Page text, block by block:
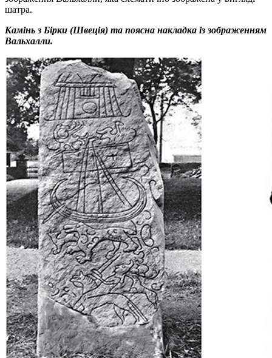
шатра.
Камінь з Бірки (Швеція) та поясна накладка із зображенням
Вальхалли.